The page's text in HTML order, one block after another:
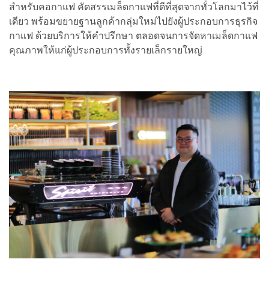
สำหรับคอกาแฟ คัดสรรเมล็ดกาแฟที่ดีที่สุดจากทั่วโลกมาไว้ที่
เดียว พร้อมขยายฐานลูกค้ากลุ่มใหม่ไปยังผู้ประกอบการธุรกิจ
กาแฟ ด้วยบริการให้คำปรึกษา ตลอดจนการจัดหาเมล็ดกาแฟ
คุณภาพให้แก่ผู้ประกอบการทั้งรายเล็กรายใหญ่